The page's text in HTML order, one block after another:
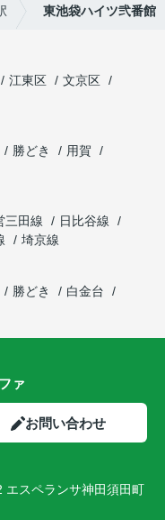
東池袋ハイツ弐番館
江東区
文京区
勝どき
用賀
三田線
日比谷線
埼京線
勝どき
白金台
ァ
お問い合わせ
エスペランサ神田須田町